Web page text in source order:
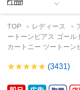
TOP レディース
ートーンピアス ゴール
カートニー ツートーン
(3431)